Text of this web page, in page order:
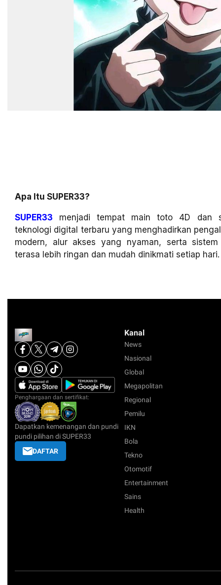
Apa Itu SUPER33?
SUPER33 menjadi tempat main toto 4D dan
teknologi digital terbaru yang menghadirkan
modern, alur akses yang nyaman, serta
terasa lebih ringan dan mudah dinikmati setiap hari.
Penghargaan dan sertifikat:
Dapatkan kemenangan dan pundi
pundi pilihan di SUPER33
DAFTAR
Kanal
News
Nasional
Global
Megapolitan
Regional
Pemilu
IKN
Bola
Tekno
Otomotif
Entertainment
Sains
Health